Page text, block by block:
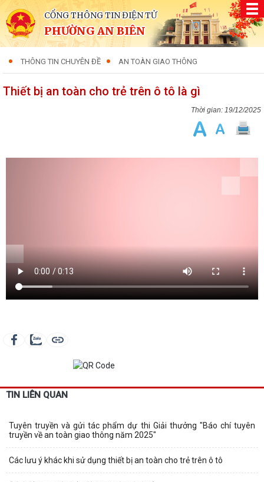
CỔNG THÔNG TIN ĐIỆN TỬ
PHƯỜNG AN BIÊN
THÔNG TIN CHUYÊN ĐỀ AN TOÀN GIAO THÔNG
Thiết bị an toàn cho trẻ trên ô tô là gì
19/12/2025
TIN LIÊN QUAN
Tuyên truyền và gửi tác phẩm dự thi Giải thưởng "Báo chí tuyên
truyền về an toàn giao thông năm 2025"
Các lưu ý khác khi sử dụng thiết bị an toàn cho trẻ trên ô tô